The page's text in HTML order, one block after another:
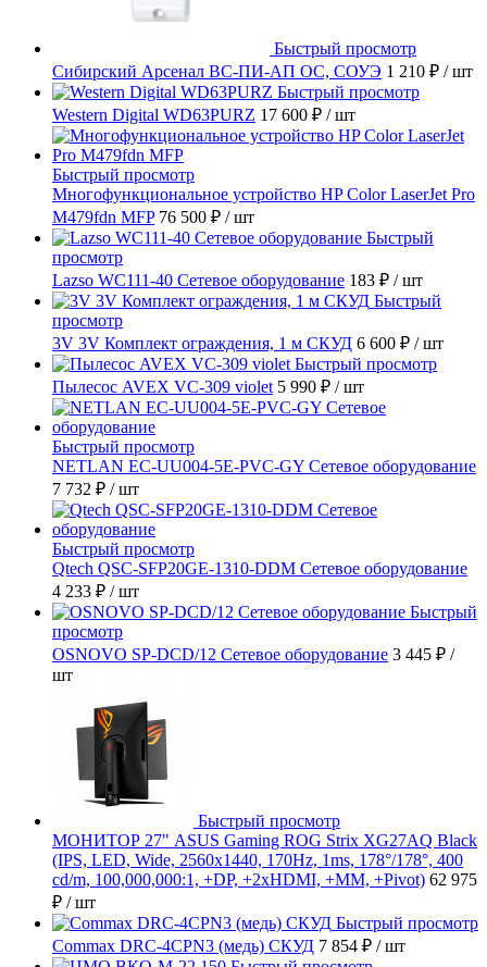
Быстрый просмотр
Сибирский Арсенал ВС-ПИ-АП ОС, СОУЭ 1 210 ₽ / шт
Быстрый просмотр
Western Digital WD63PURZ 17 600 ₽ / шт
Быстрый просмотр
Многофункциональное устройство HP Color LaserJet Pro
M479fdn MFP 76 500 ₽ / шт
Быстрый
просмотр
Lazso WC111-40 Сетевое оборудование 183 ₽ / шт
Быстрый
просмотр
3V 3V Комплект ограждения, 1 м СКУД 6 600 ₽ / шт
Быстрый просмотр
Пылесос AVEX VC-309 violet 5 990 ₽ / шт
Быстрый просмотр
NETLAN EC-UU004-5E-PVC-GY Сетевое оборудование
7 732 ₽ / шт
Быстрый просмотр
Qtech QSC-SFP20GE-1310-DDM Сетевое оборудование
4 233 ₽ / шт
Быстрый
просмотр
OSNOVO SP-DCD/12 Сетевое оборудование 3 445 ₽ /
шт
Быстрый просмотр
МОНИТОР 27" ASUS Gaming ROG Strix XG27AQ Black
(IPS, LED, Wide, 2560x1440, 170Hz, 1ms, 178°/178°, 400
cd/m, 100,000,000:1, +DP, +2хHDMI, +MM, +Pivot) 62 975
₽ / шт
Быстрый просмотр
Commax DRC-4CPN3 (медь) СКУД 7 854 ₽ / шт